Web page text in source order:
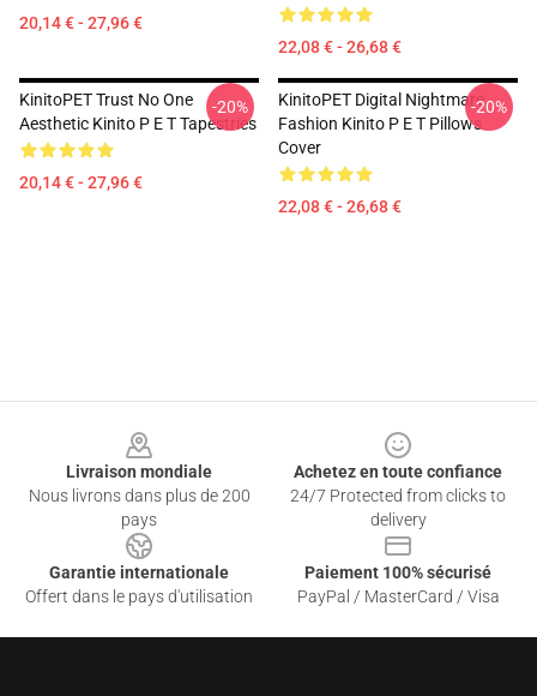
20,14 € - 27,96 €
22,08 € - 26,68 €
KinitoPET Trust No One
Aesthetic Kinito P E T Tapestries
20,14 € - 27,96 €
-20%
KinitoPET Digital Nightmare
Fashion Kinito P E T Pillows
Cover
22,08 € - 26,68 €
-20%
Livraison mondiale
Nous livrons dans plus de 200
pays
Achetez en toute confiance
24/7 Protected from clicks to
delivery
Garantie internationale
Offert dans le pays d'utilisation
Paiement 100% sécurisé
PayPal / MasterCard / Visa